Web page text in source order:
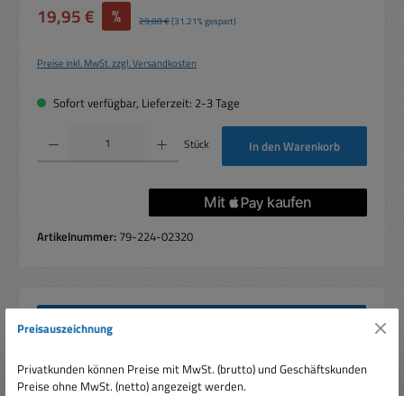
Verkaufspreis:
19,95 € % Regulärer Preis:
29,00 €(31.21% gespart)
Preise inkl. MwSt. zzgl. Versandkosten
Sofort verfügbar, Lieferzeit: 2-3 Tage
Produkt Anzahl: Gib den gewünschten Wert ein oder benutze die Schaltflächen um
Stück In den Warenkorb
Artikelnummer: 79-224-02320
Beschreibung
Schutzgehäuse nachempfunden, vermittelt diese Attrappe
den Eindruck einer permanen…Mehr
Preisauszeichnung
Privatkunden können Preise mit MwSt. (brutto) und Geschäftskunden
Preise ohne MwSt. (netto) angezeigt werden.